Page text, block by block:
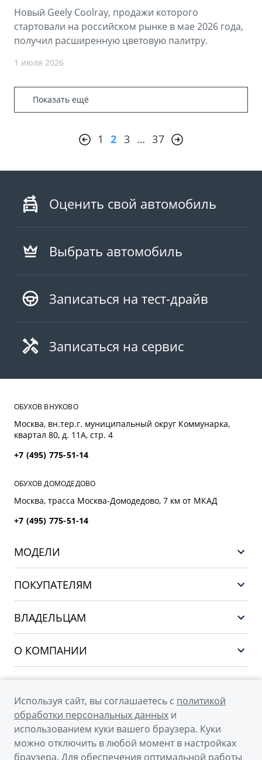
Новый Geely Coolray, продажи которого
стартовали на российском рынке в мае 2026 года,
получил расширенную цветовую палитру.
1 июля 2026
Показать ещё
1 2 3 … 37
Оценить свой автомобиль
Выбрать автомобиль
Записаться на тест-драйв
Записаться на сервис
ОБУХОВ ВНУКОВО
Москва, вн.тер.г. муниципальный округ Коммунарка,
квартал 80, д. 11А, стр. 4
+7 (495) 775-51-14
ОБУХОВ ДОМОДЕДОВО
Москва, трасса Mосква-Домодедово, 7 км от МКАД
+7 (495) 775-51-14
МОДЕЛИ
CITYRAY
ATLAS
OKAVANGO
MONJARO
Архивные модели
ПОКУПАТЕЛЯМ
ВЛАДЕЛЬЦАМ
О КОМПАНИИ
Новости
Наша команда
Правовая информация
Мы в соцсетях
Используя сайт, вы соглашаетесь с политикой
обработки персональных данных и
использованием куки вашего браузера. Куки
можно отключить в любой момент в настройках
браузера. Для обеспечения оптимальной работы